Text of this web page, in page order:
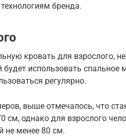
бренда.
кровать для взрослого,
использовать спальное
регулярно.
выше отмечалось, что
см, однако для взрослого
не менее 80 см.